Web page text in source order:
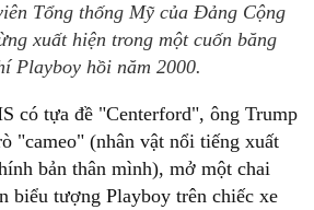
Tổng thống Mỹ của Đảng Cộng
xuất hiện trong một cuốn băng
Playboy hồi năm 2000.
có tựa đề "Centerford", ông Trump
"cameo" (nhân vật nổi tiếng xuất
bản thân mình), mở một chai
biểu tượng Playboy trên chiếc xe